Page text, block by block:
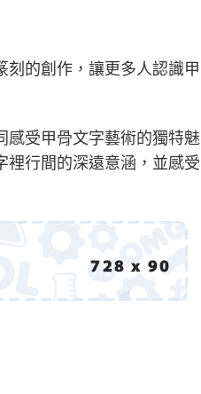
的創作，讓更多人認識甲
感受甲骨文字藝術的獨特魅
裡行間的深遠意涵，並感受